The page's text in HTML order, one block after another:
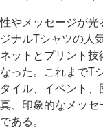
やメッセージが光
ナルTシャツの人
ットとプリント技
った。これまでT
イル、イベント、
、印象的なメッ
ある。